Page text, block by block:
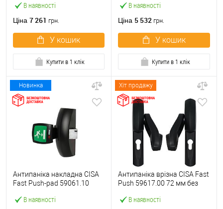
В наявності
штанги
Ціна 7 261 грн.
У кошик
Купити в 1 клік
В наявності
штанги
Ціна 5 532 грн.
У кошик
Купити в 1 клік
Новинка
В наявності
Антипаніка накладна CISA
Fast Push-pad 59061.10
Хіт продажу
В наявності
Антипаніка врізна CISA Fast
Push 59617.00 72 мм без